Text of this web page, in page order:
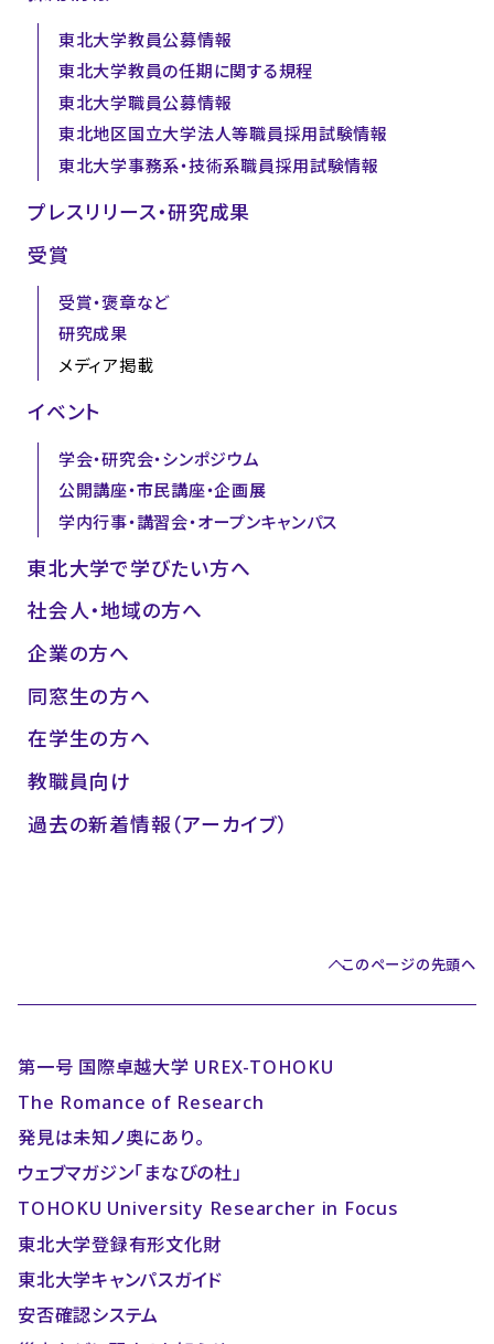
東北大学教員公募情報
東北大学教員の任期に関する規程
東北大学職員公募情報
東北地区国立大学法人等職員採用試験情報
東北大学事務系・技術系職員採用試験情報
プレスリリース・研究成果
受賞
受賞・褒章など
研究成果
メディア掲載
イベント
学会・研究会・シンポジウム
公開講座・市民講座・企画展
学内行事・講習会・オープンキャンパス
東北大学で学びたい方へ
社会人・地域の方へ
企業の方へ
同窓生の方へ
在学生の方へ
教職員向け
過去の新着情報（アーカイブ）
このページの先頭へ
第一号 国際卓越大学 UREX-TOHOKU
The Romance of Research
発見は未知ノ奥にあり。
ウェブマガジン「まなびの杜」
TOHOKU University Researcher in Focus
東北大学登録有形文化財
東北大学キャンパスガイド
安否確認システム